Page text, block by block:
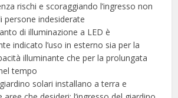
rischi e scoraggiando l’ingresso non
persone indesiderate
di illuminazione a LED è
indicato l’uso in esterno sia per la
illuminante che per la prolungata
tempo
solari installano a terra e